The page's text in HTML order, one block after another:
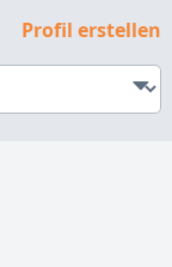
Profil erstellen